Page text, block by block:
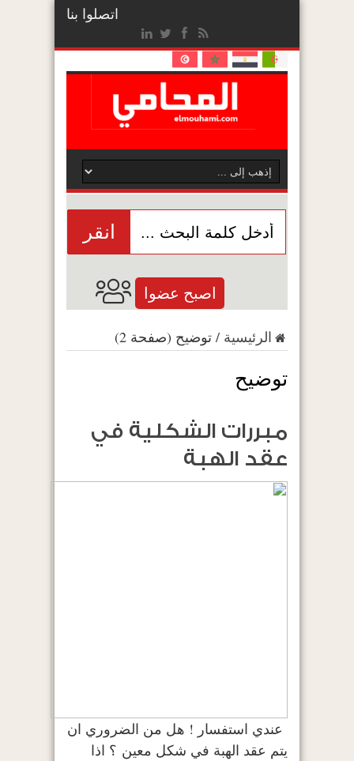
اتصلوا بنا
انقر
اصبح عضوا
الرئيسية / توضيح (صفحة 2)
توضيح
مبررات الشكلية في
عقد الهبة
عندي استفسار ! هل من الضروري ان
يتم عقد الهبة في شكل معين ؟ اذا